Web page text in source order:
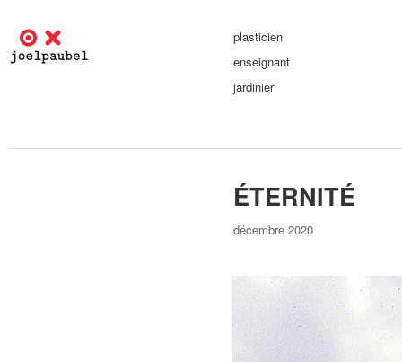
plasticien
enseignant
jardinier
ÉTERNITÉ
décembre 2020